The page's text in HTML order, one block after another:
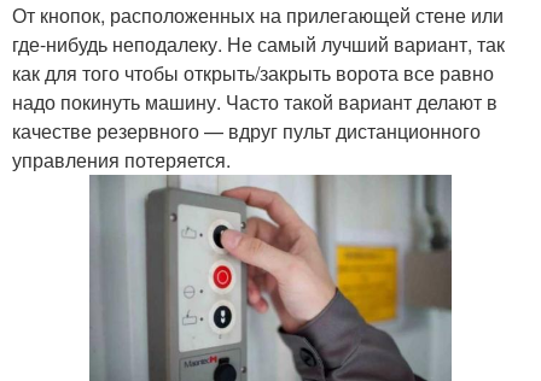
От кнопок, расположенных на прилегающей стене или
где-нибудь неподалеку. Не самый лучший вариант, так
как для того чтобы открыть/закрыть ворота все равно
надо покинуть машину. Часто такой вариант делают в
качестве резервного — вдруг пульт дистанционного
управления потеряется.